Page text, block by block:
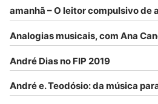
amanhã – O leitor compulsivo de
Analogias musicais, com Ana
André Dias no FIP 2019
André e. Teodósio: da música